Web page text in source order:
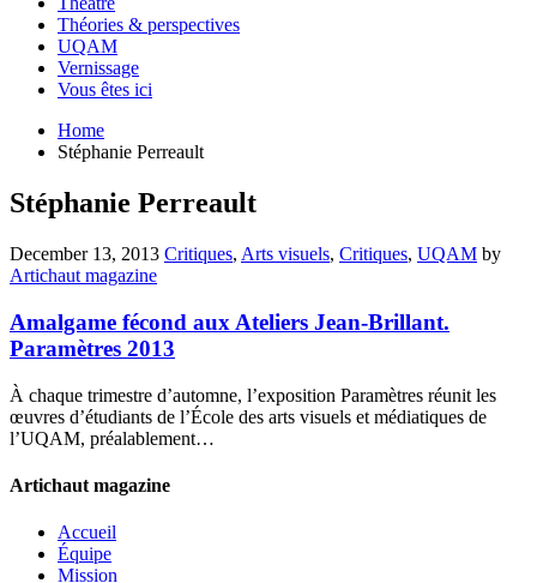
Théories & perspectives
UQAM
Vernissage
Vous êtes ici
Home
Stéphanie Perreault
Stéphanie Perreault
December 13, 2013 Critiques, Arts visuels, Critiques, UQAM by
Artichaut magazine
Amalgame fécond aux Ateliers Jean-Brillant.
Paramètres 2013
À chaque trimestre d’automne, l’exposition Paramètres réunit les
œuvres d’étudiants de l’École des arts visuels et médiatiques de
l’UQAM, préalablement…
Artichaut magazine
Accueil
Équipe
Mission